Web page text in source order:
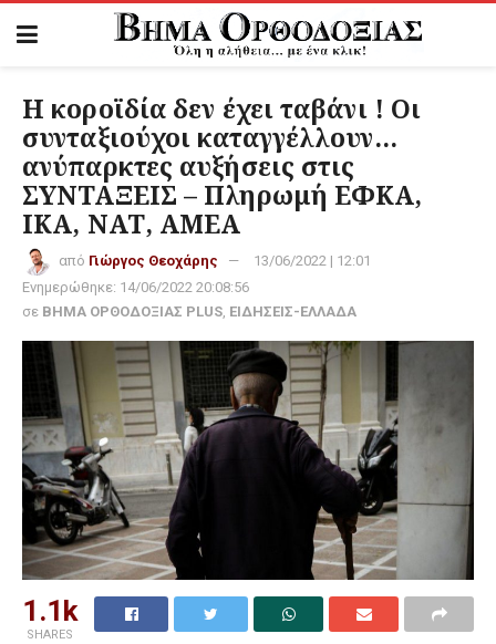
Η κοροϊδία δεν έχει ταβάνι ! Οι
συνταξιούχοι καταγγέλλουν…
ανύπαρκτες αυξήσεις στις
ΣΥΝΤΑΞΕΙΣ – Πληρωμή ΕΦΚΑ,
ΙΚΑ, ΝΑΤ, ΑΜΕΑ
από Γιώργος Θεοχάρης
13/06/2022 | 12:01
Ενημερώθηκε: 14/06/2022 20:08:56
σε ΒΗΜΑ ΟΡΘΟΔΟΞΙΑΣ PLUS, ΕΙΔΗΣΕΙΣ-ΕΛΛΑΔΑ
1.1k
SHARES